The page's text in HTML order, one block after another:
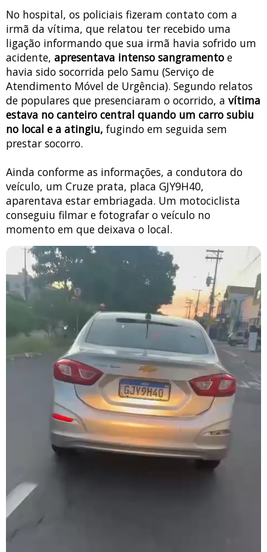
No hospital, os policiais fizeram contato com a
irmã da vítima, que relatou ter recebido uma
ligação informando que sua irmã havia sofrido um
acidente, apresentava intenso sangramento e
havia sido socorrida pelo Samu (Serviço de
Atendimento Móvel de Urgência). Segundo relatos
de populares que presenciaram o ocorrido, a vítima
estava no canteiro central quando um carro subiu
no local e a atingiu, fugindo em seguida sem
prestar socorro.
Ainda conforme as informações, a condutora do
veículo, um Cruze prata, placa GJY9H40,
aparentava estar embriagada. Um motociclista
conseguiu filmar e fotografar o veículo no
momento em que deixava o local.